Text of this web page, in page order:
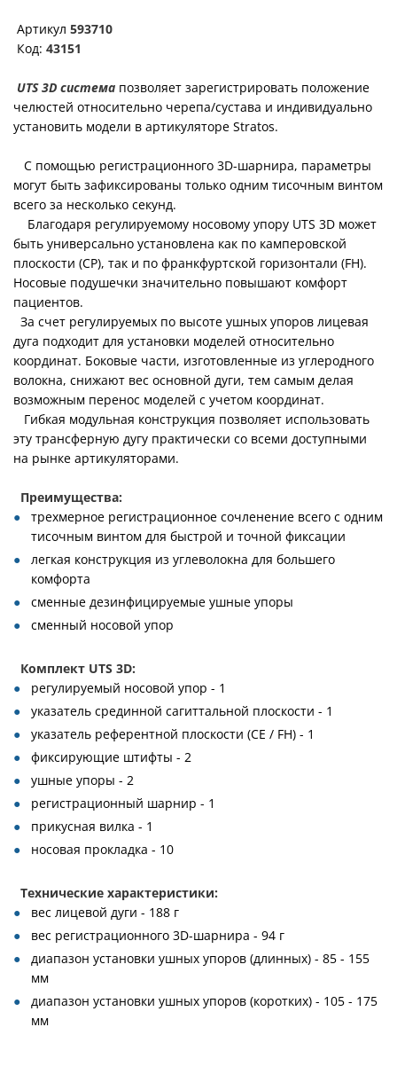
Артикул 593710
Код: 43151
UTS 3D система позволяет зарегистрировать положение
челюстей относительно черепа/сустава и индивидуально
установить модели в артикуляторе Stratos.
С помощью регистрационного 3D-шарнира, параметры
могут быть зафиксированы только одним тисочным винтом
всего за несколько секунд.
Благодаря регулируемому носовому упору UTS 3D может
быть универсально установлена как по камперовской
плоскости (CP), так и по франкфуртской горизонтали (FH).
Носовые подушечки значительно повышают комфорт
пациентов.
За счет регулируемых по высоте ушных упоров лицевая
дуга подходит для установки моделей относительно
координат. Боковые части, изготовленные из углеродного
волокна, снижают вес основной дуги, тем самым делая
возможным перенос моделей с учетом координат.
Гибкая модульная конструкция позволяет использовать
эту трансферную дугу практически со всеми доступными
на рынке артикуляторами.
Преимущества:
трехмерное регистрационное сочленение всего с одним
тисочным винтом для быстрой и точной фиксации
легкая конструкция из углеволокна для большего
комфорта
сменные дезинфицируемые ушные упоры
сменный носовой упор
Комплект UTS 3D:
регулируемый носовой упор - 1
указатель срединной сагиттальной плоскости - 1
указатель референтной плоскости (CE / FH) - 1
фиксирующие штифты - 2
ушные упоры - 2
регистрационный шарнир - 1
прикусная вилка - 1
носовая прокладка - 10
Технические характеристики:
вес лицевой дуги - 188 г
вес регистрационного 3D-шарнира - 94 г
диапазон установки ушных упоров (длинных) - 85 - 155
мм
диапазон установки ушных упоров (коротких) - 105 - 175
мм